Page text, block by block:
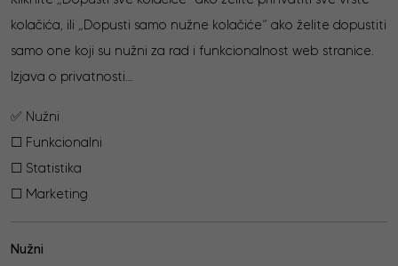
kolačića, ili „Dopusti samo nužne kolačiće” ako želite dopustiti
samo one koji su nužni za rad i funkcionalnost web stranice.
Izjava o privatnosti…
✅ Nužni
☐ Funkcionalni
☐ Statistika
☐ Marketing
Nužni